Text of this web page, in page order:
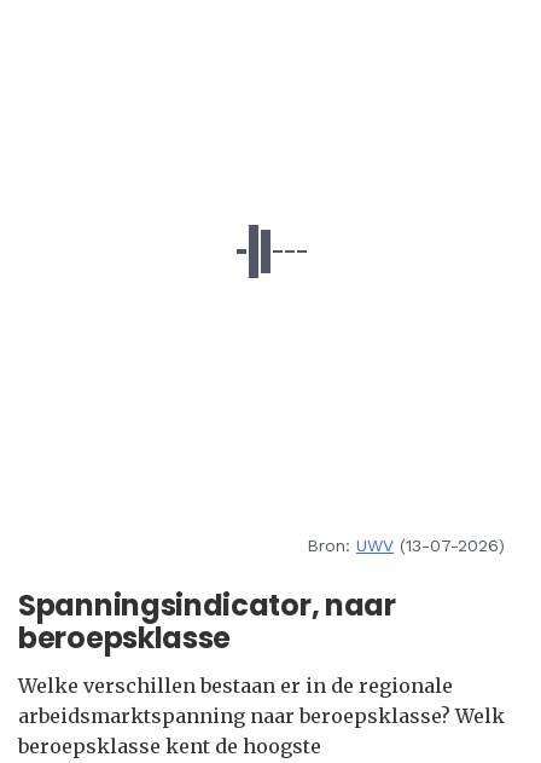
Bron: UWV (13-07-2026)
Spanningsindicator, naar
beroepsklasse
Welke verschillen bestaan er in de regionale
arbeidsmarktspanning naar beroepsklasse? Welk
beroepsklasse kent de hoogste